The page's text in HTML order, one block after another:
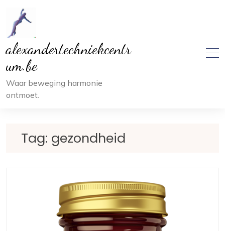
inhoud
alexandertechniekcentr
um.be
Waar beweging harmonie
ontmoet.
Tag: gezondheid